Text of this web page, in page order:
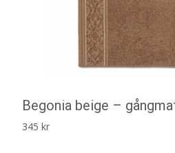
Begonia beige –
345 kr